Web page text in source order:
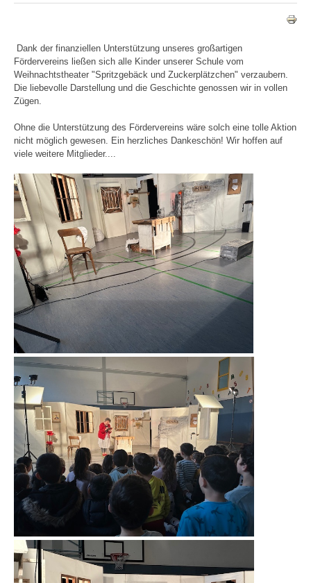
Dank der finanziellen Unterstützung unseres großartigen
Fördervereins ließen sich alle Kinder unserer Schule vom
Weihnachtstheater "Spritzgebäck und Zuckerplätzchen" verzaubern.
Die liebevolle Darstellung und die Geschichte genossen wir in vollen
Zügen.
Ohne die Unterstützung des Fördervereins wäre solch eine tolle Aktion
nicht möglich gewesen. Ein herzliches Dankeschön! Wir hoffen auf
viele weitere Mitglieder....